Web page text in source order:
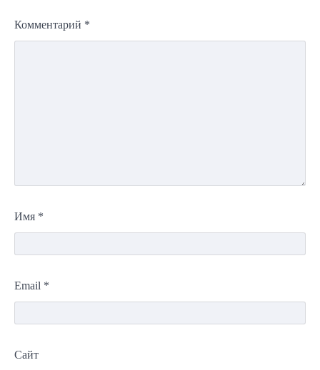
Комментарий *
Имя *
Email *
Сайт